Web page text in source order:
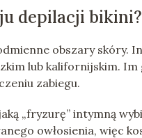
depilacji bikini?
obszary skóry.
lub kalifornijskim.
zabiegu.
„fryzurę” intymną
owłosienia, więc